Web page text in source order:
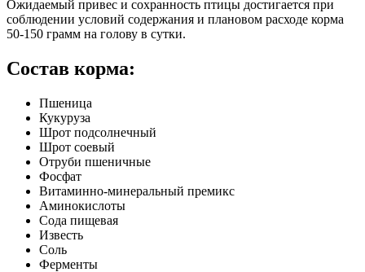
Ожидаемый привес и сохранность птицы достигается при
соблюдении условий содержания и плановом расходе корма
50-150 грамм на голову в сутки.
Состав корма:
Пшеница
Кукуруза
Шрот подсолнечный
Шрот соевый
Отруби пшеничные
Фосфат
Витаминно-минеральный премикс
Аминокислоты
Сода пищевая
Известь
Соль
Ферменты